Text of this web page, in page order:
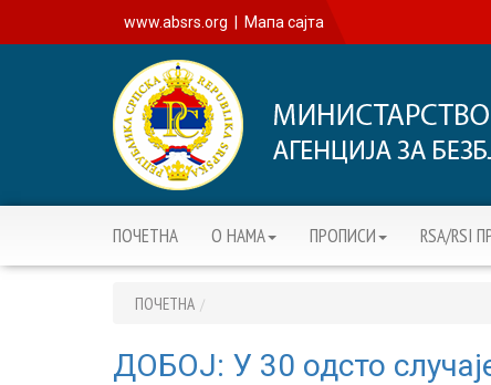
www.absrs.org Мапа сајта
ПОЧЕТНА О НАМА ПРОПИСИ RSA/RSI
ПОЧЕТНА
ДОБОЈ: У 30 одсто